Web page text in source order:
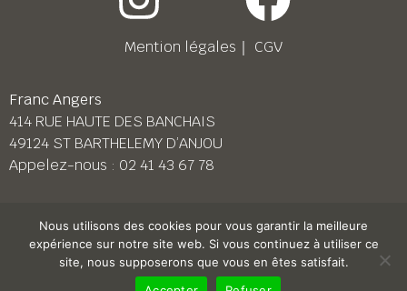
Mention légales ｜ CGV
Franc Angers
414 RUE HAUTE DES BANCHAIS
49124 ST BARTHELEMY D’ANJOU
Appelez-nous : 02 41 43 67 78
Franc Le Mans
158 BD PIERRE LEFAUCHEUX
72230 ARNAGE
02 43 87 38 08
Nous utilisons des cookies pour vous garantir la meilleure
expérience sur notre site web. Si vous continuez à utiliser ce
site, nous supposerons que vous en êtes satisfait.